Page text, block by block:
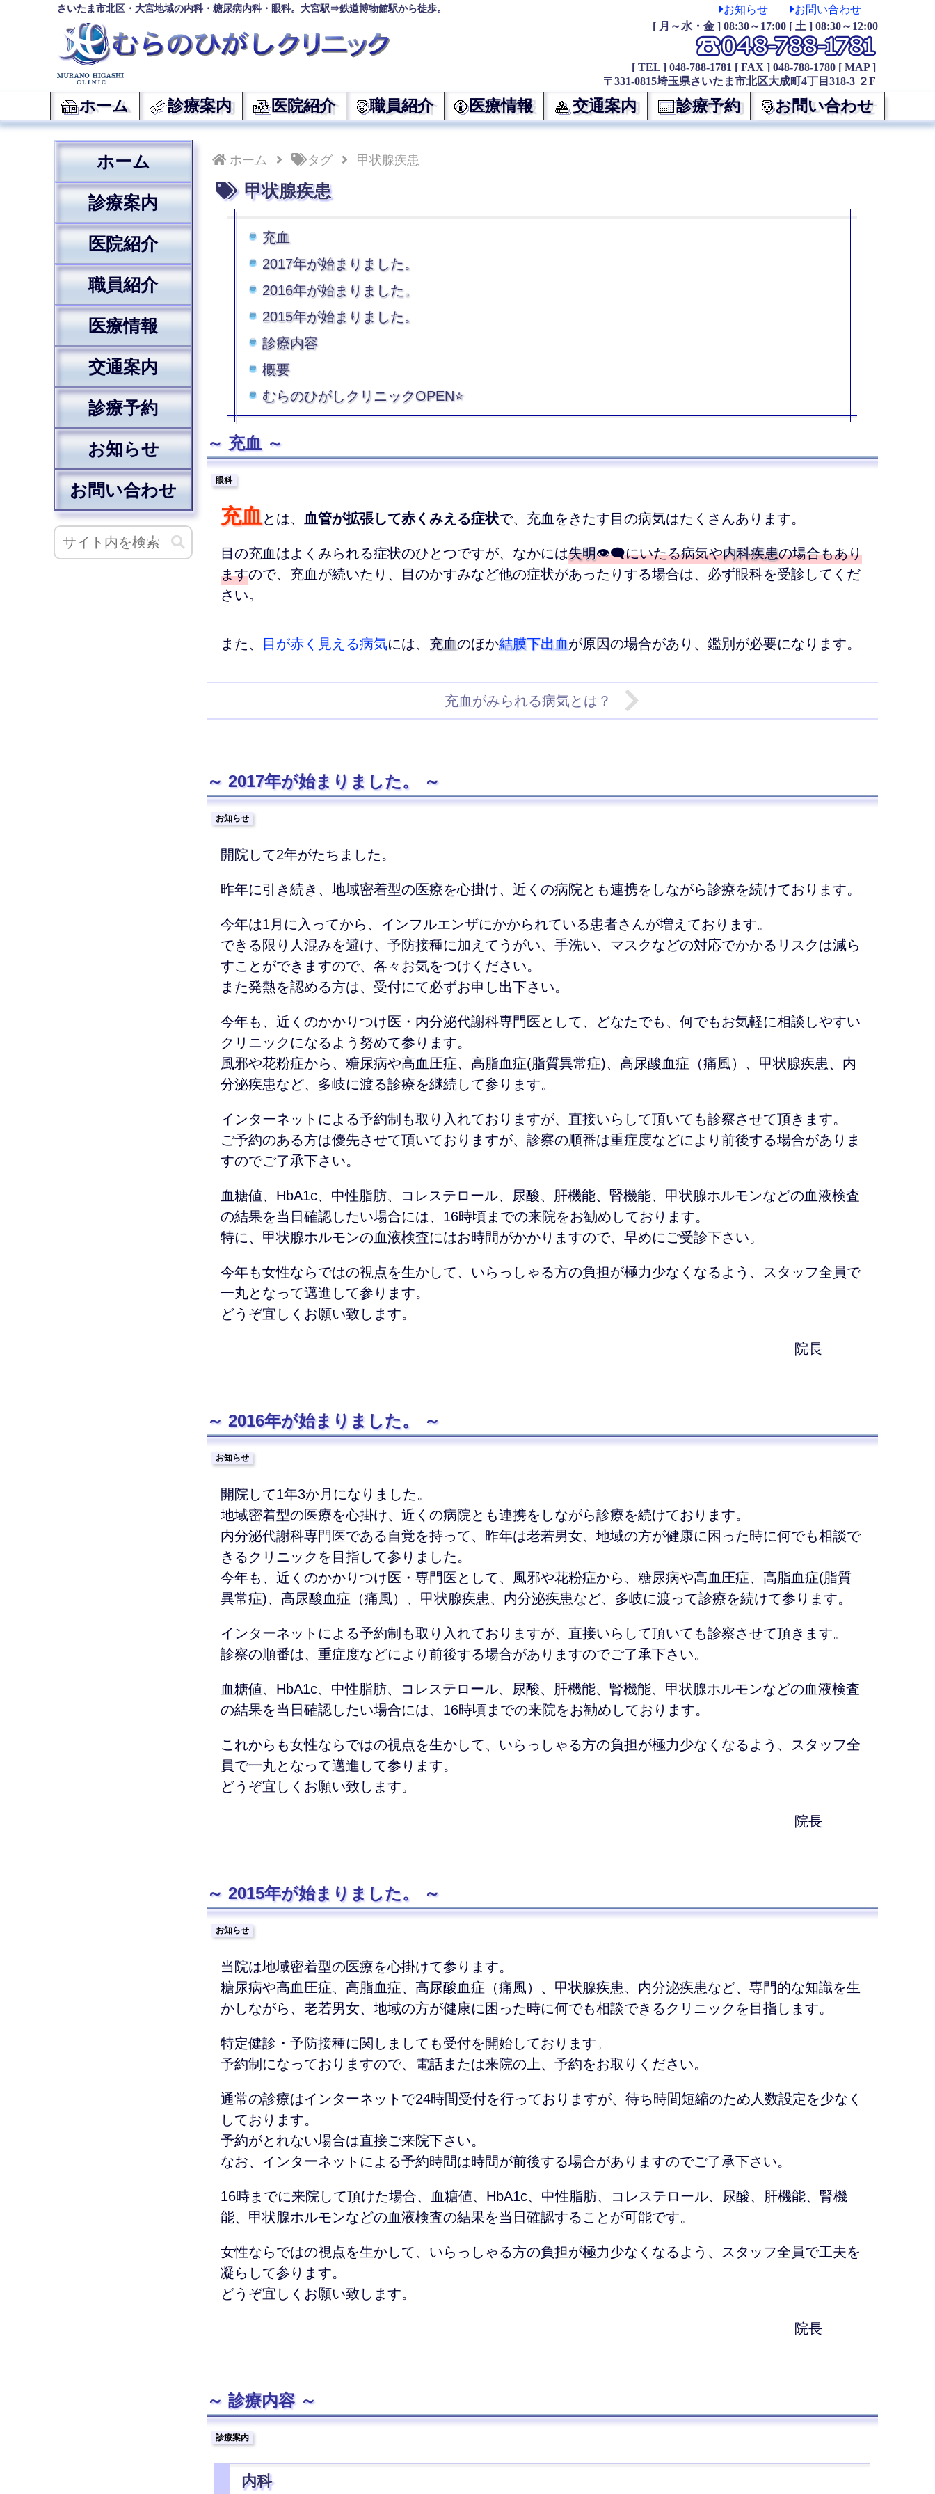
さいたま市北区・大宮地域の内科・糖尿病内科・眼科。大宮駅⇒鉄道博物館駅から徒歩。 お知らせ
お問い合わせ
[ 月～水・金 ] 08:30～17:00 [ 土 ] 08:30～12:00
[ TEL ] 048-788-1781 [ FAX ] 048-788-1780 [ MAP ]
〒331-0815埼玉県さいたま市北区大成町4丁目318-3 ２F
ホーム 診療案内 医院紹介 職員紹介 医療情報 交通案内 診療予約 お問い合わせ
ホーム タグ 甲状腺疾患
甲状腺疾患
充血
2017年が始まりました。
2016年が始まりました。
2015年が始まりました。
診療内容
概要
むらのひがしクリニックOPEN⭐
充血
眼科
充血とは、 血管が拡張して赤くみえる症状で、充血をきたす目の病気はたくさんあります。
目の充血はよくみられる症状のひとつですが、なかには失明👁‍🗨にいたる病気や内科疾患の場合もあり
ますので、充血が続いたり、目のかすみなど他の症状があったりする場合は、必ず眼科を受診してくだ
さい。
また、 目が赤く見える病気には、 充血のほか結膜下出血が原因の場合があり、鑑別が必要になります。
充血がみられる病気とは？
2017年が始まりました。
お知らせ
開院して2年がたちました。
昨年に引き続き、地域密着型の医療を心掛け、近くの病院とも連携をしながら診療を続けております。
今年は1月に入ってから、インフルエンザにかかられている患者さんが増えております。
できる限り人混みを避け、予防接種に加えてうがい、手洗い、マスクなどの対応でかかるリスクは減ら
すことができますので、各々お気をつけください。
また発熱を認める方は、受付にて必ずお申し出下さい。
今年も、近くのかかりつけ医・内分泌代謝科専門医として、どなたでも、何でもお気軽に相談しやすい
クリニックになるよう努めて参ります。
風邪や花粉症から、糖尿病や高血圧症、高脂血症(脂質異常症)、高尿酸血症（痛風）、甲状腺疾患、内
分泌疾患など、多岐に渡る診療を継続して参ります。
インターネットによる予約制も取り入れておりますが、直接いらして頂いても診察させて頂きます。
ご予約のある方は優先させて頂いておりますが、診察の順番は重症度などにより前後する場合がありま
すのでご了承下さい。
血糖値、HbA1c、中性脂肪、コレステロール、尿酸、肝機能、腎機能、甲状腺ホルモンなどの血液検査
の結果を当日確認したい場合には、16時頃までの来院をお勧めしております。
特に、甲状腺ホルモンの血液検査にはお時間がかかりますので、早めにご受診下さい。
今年も女性ならではの視点を生かして、いらっしゃる方の負担が極力少なくなるよう、スタッフ全員で
一丸となって邁進して参ります。
どうぞ宜しくお願い致します。
院長
2016年が始まりました。
お知らせ
開院して1年3か月になりました。
地域密着型の医療を心掛け、近くの病院とも連携をしながら診療を続けております。
内分泌代謝科専門医である自覚を持って、昨年は老若男女、地域の方が健康に困った時に何でも相談で
きるクリニックを目指して参りました。
今年も、近くのかかりつけ医・専門医として、風邪や花粉症から、糖尿病や高血圧症、高脂血症(脂質
異常症)、高尿酸血症（痛風）、甲状腺疾患、内分泌疾患など、多岐に渡って診療を続けて参ります。
インターネットによる予約制も取り入れておりますが、直接いらして頂いても診察させて頂きます。
診察の順番は、重症度などにより前後する場合がありますのでご了承下さい。
血糖値、HbA1c、中性脂肪、コレステロール、尿酸、肝機能、腎機能、甲状腺ホルモンなどの血液検査
の結果を当日確認したい場合には、16時頃までの来院をお勧めしております。
これからも女性ならではの視点を生かして、いらっしゃる方の負担が極力少なくなるよう、スタッフ全
員で一丸となって邁進して参ります。
どうぞ宜しくお願い致します。
院長
2015年が始まりました。
お知らせ
当院は地域密着型の医療を心掛けて参ります。
糖尿病や高血圧症、高脂血症、高尿酸血症（痛風）、甲状腺疾患、内分泌疾患など、専門的な知識を生
かしながら、老若男女、地域の方が健康に困った時に何でも相談できるクリニックを目指します。
特定健診・予防接種に関しましても受付を開始しております。
予約制になっておりますので、電話または来院の上、予約をお取りください。
通常の診療はインターネットで24時間受付を行っておりますが、待ち時間短縮のため人数設定を少なく
しております。
予約がとれない場合は直接ご来院下さい。
なお、インターネットによる予約時間は時間が前後する場合がありますのでご了承下さい。
16時までに来院して頂けた場合、血糖値、HbA1c、中性脂肪、コレステロール、尿酸、肝機能、腎機
能、甲状腺ホルモンなどの血液検査の結果を当日確認することが可能です。
女性ならではの視点を生かして、いらっしゃる方の負担が極力少なくなるよう、スタッフ全員で工夫を
凝らして参ります。
どうぞ宜しくお願い致します。
院長
診療内容
診療案内
内科
ホーム
診療案内
医院紹介
職員紹介
医療情報
交通案内
診療予約
お知らせ
お問い合わせ